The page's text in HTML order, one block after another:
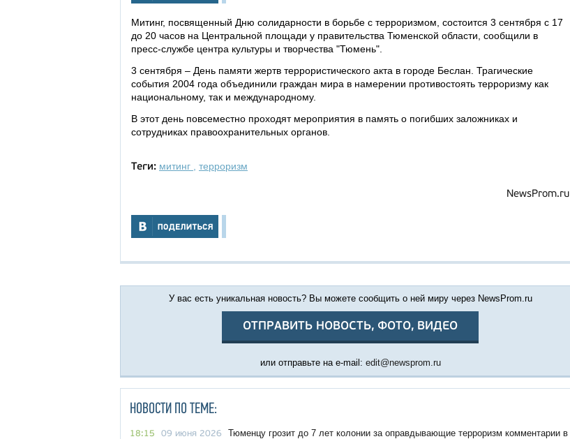
Митинг, посвященный Дню солидарности в борьбе с терроризмом, состоится 3 сентября с 17
до 20 часов на Центральной площади у правительства Тюменской области, сообщили в
пресс-службе центра культуры и творчества "Тюмень".
3 сентября – День памяти жертв террористического акта в городе Беслан. Трагические
события 2004 года объединили граждан мира в намерении противостоять терроризму как
национальному, так и международному.
В этот день повсеместно проходят мероприятия в память о погибших заложниках и
сотрудниках правоохранительных органов.
Теги: митинг терроризм
NewsProm.ru
У вас есть уникальная новость? Вы можете сообщить о ней миру через NewsProm.ru
ОТПРАВИТЬ НОВОСТЬ, ФОТО, ВИДЕО
или отправьте на e-mail: edit@newsprom.ru
НОВОСТИ ПО ТЕМЕ:
18:15 09 июня 2026
Тюменцу грозит до 7 лет колонии за оправдывающие терроризм комментарии в